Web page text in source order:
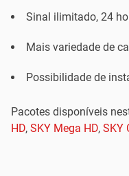
Sinal ilimitado, 24
Mais variedade de
Possibilidade de
Pacotes disponíveis
HD, SKY Mega HD, SKY